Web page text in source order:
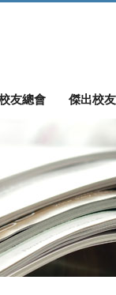
友總會 傑出校友